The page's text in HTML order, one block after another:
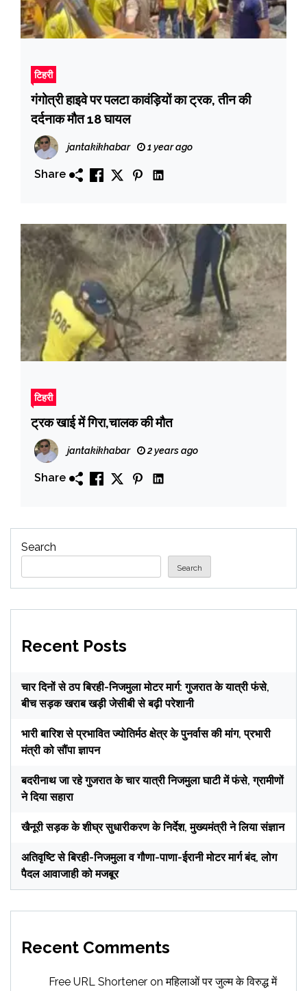
टिहरी
गंगोत्री हाइवे पर पलटा कावंड़ियों का ट्रक, तीन की
दर्दनाक मौत 18 घायल
jantakikhabar 1 year ago
Share
टिहरी
ट्रक खाई में गिरा,चालक की मौत
jantakikhabar 2 years ago
Share
Search
Search
Recent Posts
चार दिनों से ठप बिरही-निजमुला मोटर मार्ग: गुजरात के यात्री फंसे,
बीच सड़क खराब खड़ी जेसीबी से बढ़ी परेशानी
भारी बारिश से प्रभावित ज्योतिर्मठ क्षेत्र के पुनर्वास की मांग, प्रभारी
मंत्री को सौंपा ज्ञापन
बदरीनाथ जा रहे गुजरात के चार यात्री निजमुला घाटी में फंसे, ग्रामीणों
ने दिया सहारा
खैनूरी सड़क के शीघ्र सुधारीकरण के निर्देश, मुख्यमंत्री ने लिया संज्ञान
अतिवृष्टि से बिरही-निजमुला व गौणा-पाणा-ईरानी मोटर मार्ग बंद, लोग
पैदल आवाजाही को मजबूर
Recent Comments
Free URL Shortener onमहिलाओं पर जुल्म के विरुद्ध में